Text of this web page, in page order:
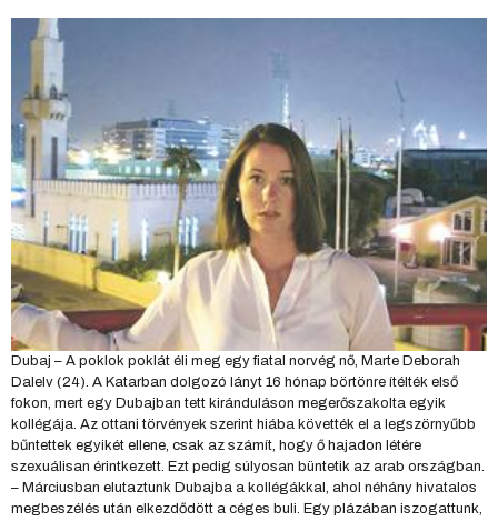
Dubaj – A poklok poklát éli meg egy fiatal norvég nő, Marte Deborah
Dalelv (24). A Katarban dolgozó lányt 16 hónap börtönre ítélték első
fokon, mert egy Dubajban tett kiránduláson megerőszakolta egyik
kollégája. Az ottani törvények szerint hiába követték el a legszörnyűbb
bűntettek egyikét ellene, csak az számít, hogy ő hajadon létére
szexuálisan érintkezett. Ezt pedig súlyosan büntetik az arab országban.
– Márciusban elutaztunk Dubajba a kollégákkal, ahol néhány hivatalos
megbeszélés után elkezdődött a céges buli. Egy plázában iszogattunk,